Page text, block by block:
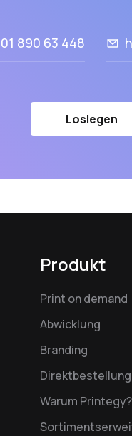
890 63 448
Loslegen
Produkt
Print on demand
Abwicklung
Branding
Direktbestellung
Warum Printegy?